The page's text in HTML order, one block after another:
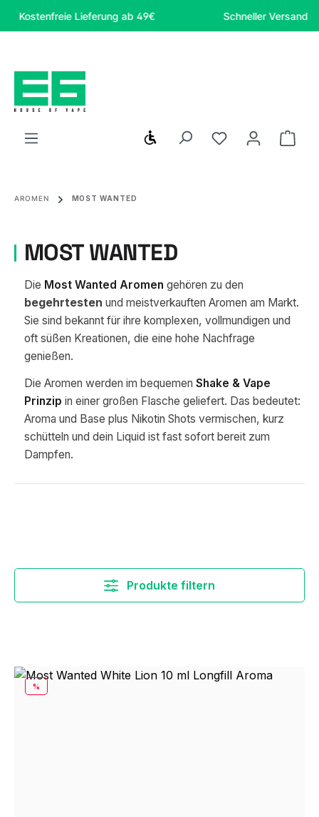
Zum Hauptinhalt springen
Kostenfreie Lieferung ab 49€ Schneller Versand
Werkzeugleiste anzeigen
Du hast 0
AROMEN MOST WANTED
MOST WANTED
Die Most Wanted Aromen gehören zu den
begehrtesten und meistverkauften Aromen am Markt.
Sie sind bekannt für ihre komplexen, vollmundigen und
oft süßen Kreationen, die eine hohe Nachfrage
genießen.
Die Aromen werden im bequemen Shake & Vape
Prinzip in einer großen Flasche geliefert. Das bedeutet:
Aroma und Base plus Nikotin Shots vermischen, kurz
schütteln und dein Liquid ist fast sofort bereit zum
Dampfen.
Produkte filtern
RABATT
%